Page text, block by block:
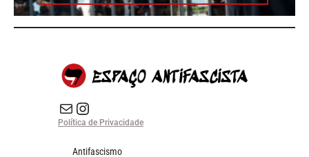
E-mail Instagram do Espaço Antifascista
Política de Privacidade
Antifascismo